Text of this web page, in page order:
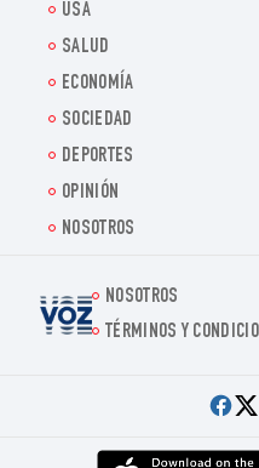
USA
SALUD
ECONOMÍA
SOCIEDAD
DEPORTES
OPINIÓN
NOSOTROS
Voz.us
NOSOTROS
TÉRMINOS Y